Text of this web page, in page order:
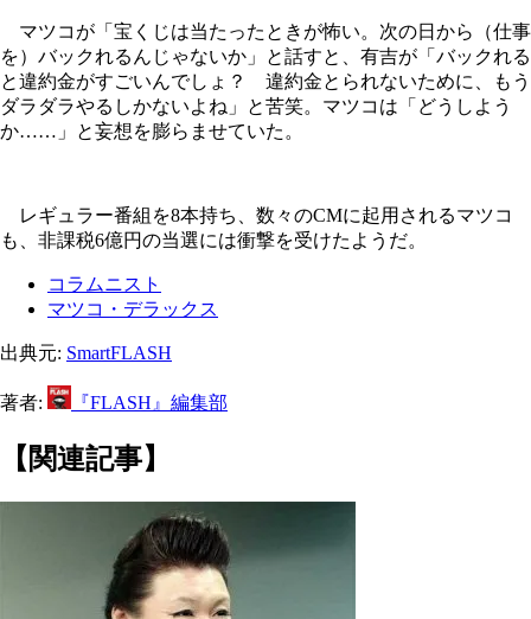
マツコが「宝くじは当たったときが怖い。次の日から（仕事
を）バックれるんじゃないか」と話すと、有吉が「バックれる
と違約金がすごいんでしょ？ 違約金とられないために、もう
ダラダラやるしかないよね」と苦笑。マツコは「どうしよう
か……」と妄想を膨らませていた。
レギュラー番組を8本持ち、数々のCMに起用されるマツコ
も、非課税6億円の当選には衝撃を受けたようだ。
コラムニスト
マツコ・デラックス
出典元: SmartFLASH
著者: 『FLASH』編集部
【関連記事】